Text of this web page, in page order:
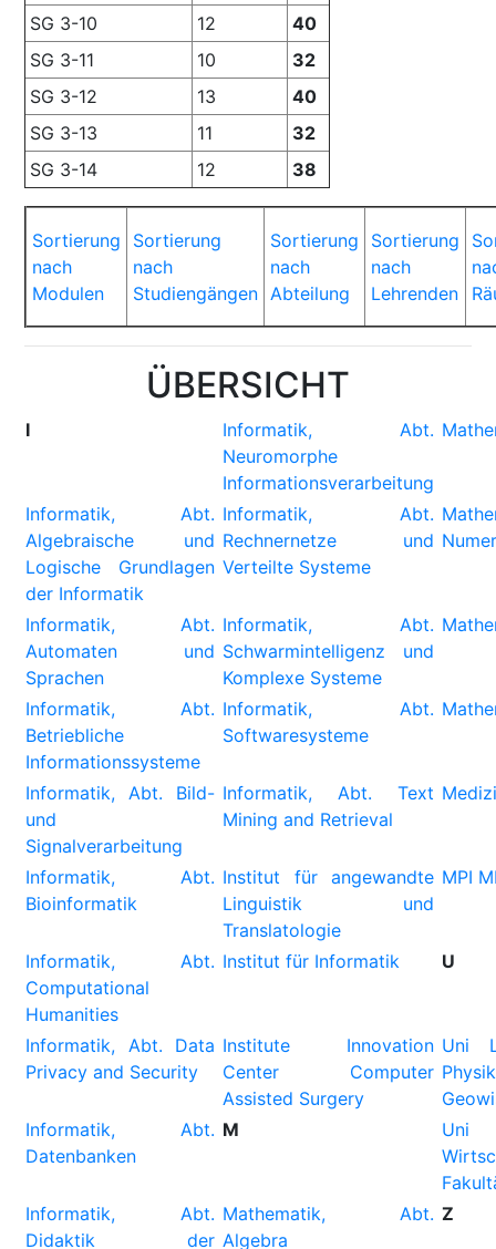
SG 3-10
12
40
SG 3-11
10
32
SG 3-12
13
40
SG 3-13
11
32
SG 3-14
12 38
Sortierung
nach
Modulen
Sortierung
nach
Studiengängen
Sortierung
nach
Abteilung
Sortierung
nach
Lehrenden
ÜBERSICHT
I
Informatik, Abt.
Neuromorphe
Informationsverarbeitung
Informatik, Abt.
Algebraische und
Logische Grundlagen
der Informatik
Informatik, Abt.
Rechnernetze und
Verteilte Systeme
Informatik, Abt.
Automaten und
Sprachen
Informatik, Abt.
Schwarmintelligenz und
Komplexe Systeme
Informatik, Abt.
Betriebliche
Informationssysteme
Informatik, Abt.
Softwaresysteme
Informatik, Abt. Bild-
und
Signalverarbeitung
Informatik, Abt. Text
Mining and Retrieval
Informatik, Abt.
Bioinformatik
Institut für angewandte
Linguistik und
Translatologie
MPI
Informatik, Abt.
Computational
Humanities
Institut für Informatik U
Informatik, Abt. Data
Privacy and Security
Institute Innovation
Center Computer
Assisted Surgery
Uni
Informatik, Abt.
Datenbanken
M
Informatik, Abt.
Didaktik der
Mathematik, Abt.
Algebra
Z